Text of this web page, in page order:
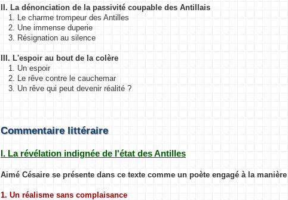
II. La dénonciation de la passivité coupable des Antillais
1. Le charme trompeur des Antilles
2. Une immense duperie
3. Résignation au silence
III. L'espoir au bout de la colère
1. Un espoir
2. Le rêve contre le cauchemar
3. Un rêve qui peut devenir réalité ?
Commentaire littéraire
I. La révélation indignée de l'état des Antilles
Aimé Césaire se présente dans ce texte comme un poète engagé à la
1. Un réalisme sans complaisance